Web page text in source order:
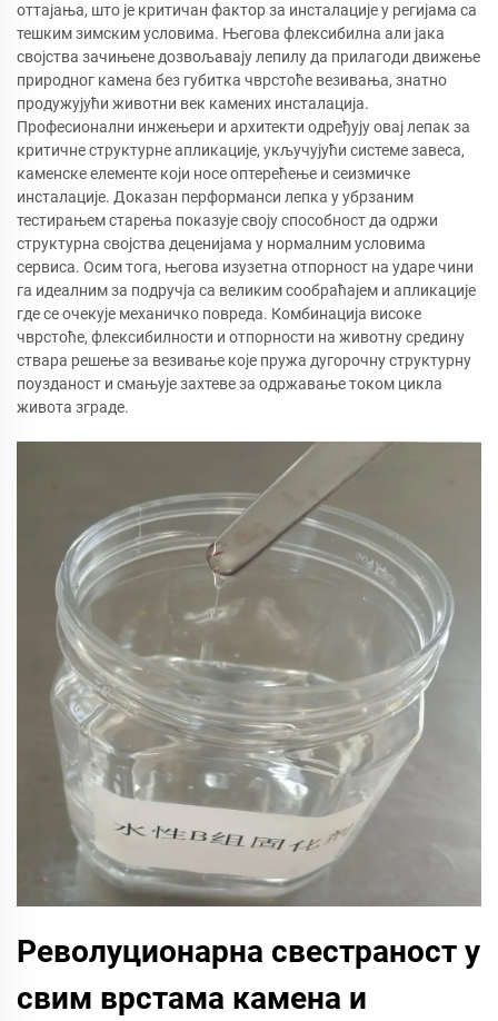
оттајања, што је критичан фактор за инсталације у регијама са
тешким зимским условима. Његова флексибилна али јака
својства зачињене дозвољавају лепилу да прилагоди движење
природног камена без губитка чврстоће везивања, знатно
продужујући животни век камених инсталација.
Професионални инжењери и архитекти одређују овај лепак за
критичне структурне апликације, укључујући системе завеса,
каменске елементе који носе оптерећење и сеизмичке
инсталације. Доказан перформанси лепка у убрзаним
тестирањем старења показује своју способност да одржи
структурна својства деценијама у нормалним условима
сервиса. Осим тога, његова изузетна отпорност на ударе чини
га идеалним за подручја са великим сообраћајем и апликације
где се очекује механичко повреда. Комбинација високе
чврстоће, флексибилности и отпорности на животну средину
ствара решење за везивање које пружа дугорочну структурну
поузданост и смањује захтеве за одржавање током цикла
живота зграде.
Револуционарна свестраност у
свим врстама камена и